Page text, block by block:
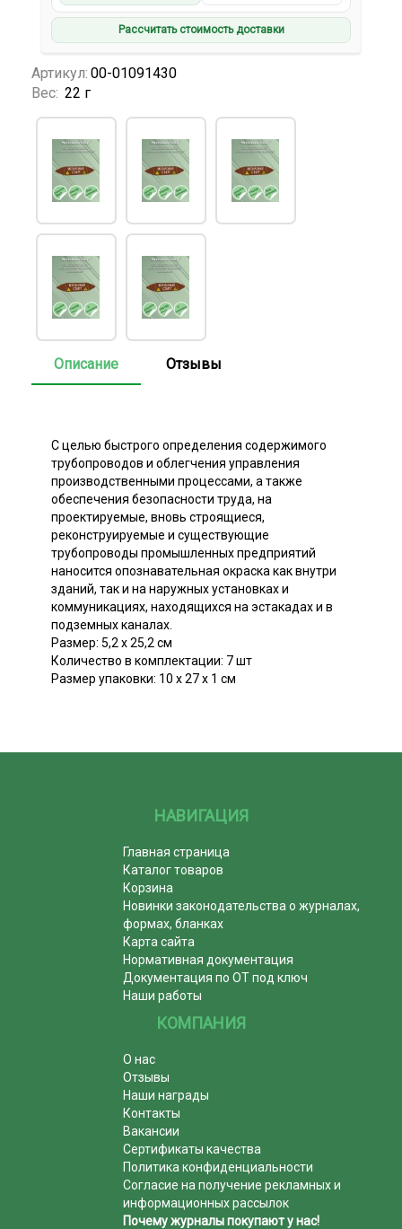
Рассчитать стоимость доставки
Артикул: 00-01091430
Вес: 22 г
Описание Отзывы
С целью быстрого определения содержимого
трубопроводов и облегчения управления
производственными процессами, а также
обеспечения безопасности труда, на
проектируемые, вновь строящиеся,
реконструируемые и существующие
трубопроводы промышленных предприятий
наносится опознавательная окраска как внутри
зданий, так и на наружных установках и
коммуникациях, находящихся на эстакадах и в
подземных каналах.
Размер: 5,2 х 25,2 см
Количество в комплектации: 7 шт
Размер упаковки: 10 х 27 х 1 см
НАВИГАЦИЯ
Главная страница
Каталог товаров
Корзина
Новинки законодательства о журналах,
формах, бланках
Карта сайта
Нормативная документация
Документация по ОТ под ключ
Наши работы
КОМПАНИЯ
О нас
Отзывы
Наши награды
Контакты
Вакансии
Сертификаты качества
Политика конфиденциальности
Согласие на получение рекламных и
информационных рассылок
Почему журналы покупают у нас!